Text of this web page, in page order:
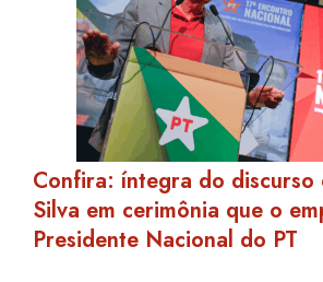
Confira: íntegra do discurso
Silva em cerimônia que o
Presidente Nacional do PT